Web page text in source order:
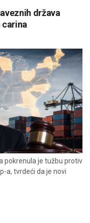
država
pokrenula je tužbu protiv
a, tvrdeći da je novi